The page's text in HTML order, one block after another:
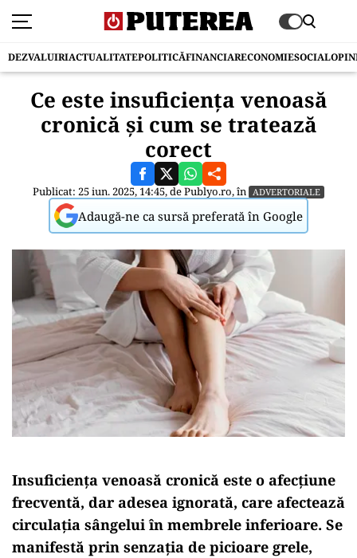
DEZVALUIRIACTUALITATEPOLITICĂFINANCIARECONOMIESOCIAL
Ce este insuficiența venoasă
cronică și cum se tratează
corect
Publicat: 25 iun. 2025, 14:45, dePublyo.ro, în ADVERTORIALE
Adaugă-ne ca sursă preferată în Google
Insuficiența venoasă cronică este o afecțiune
frecventă, dar adesea ignorată, care afectează
circulația sângelui în membrele inferioare. Se
manifestă prin senzația de picioare grele,